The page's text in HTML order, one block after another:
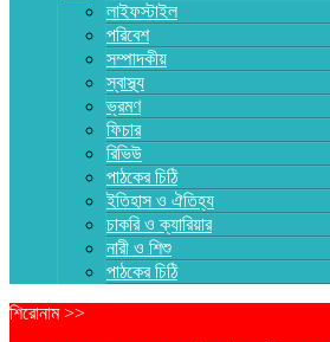
লাইফস্টাইল
পরিবেশ
সম্পাদকীয়
স্বাস্থ্য
ভ্রমণ
ফিচার
রিভিউ
পাঠকের চিঠি
ইতিহাস ও ঐতিহ্য
চাকরি ও ক্যারিয়ার
নারী ও শিশু
পাঠকের চিঠি
শিরোনাম >>